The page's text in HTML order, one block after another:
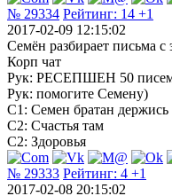
№ 29334 Рейтинг: 14 +1
2017-02-09 12:15:02
Семён разбирает письма с
Корп чат
Рук: РЕСЕПШЕН 50
Рук: помогите Семену)
С1: Семен братан держись
С2: Счастья там
С2: Здоровья
№ 29333 Рейтинг: 4 +1
2017-02-08 20:15:02